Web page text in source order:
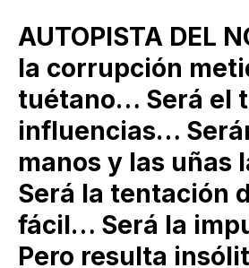
AUTOPISTA DEL
la corrupción
tuétano… Será el
influencias…
manos y las uñas
Será la tentación
fácil… Será la
Pero resulta